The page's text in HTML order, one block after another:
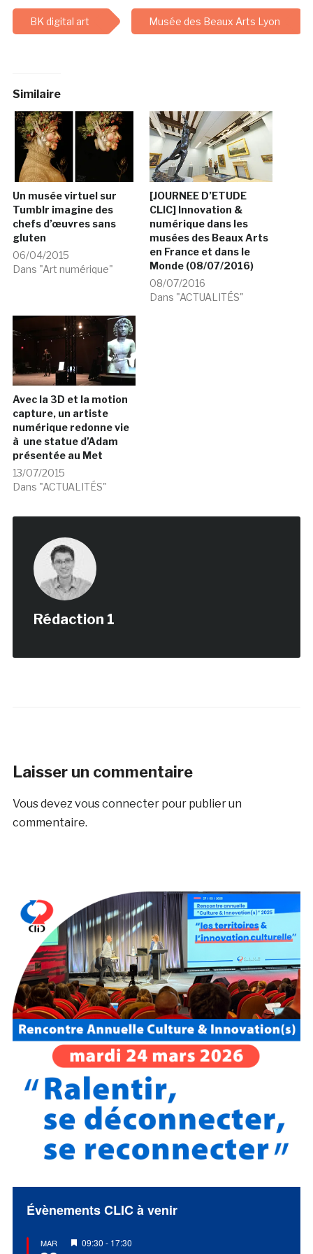
BK digital art Musée des Beaux Arts Lyon
Similaire
Un musée virtuel sur
Tumblr imagine des
chefs d’œuvres sans
gluten
06/04/2015
Dans "Art numérique"
[JOURNEE D’ETUDE
CLIC] Innovation &
numérique dans les
musées des Beaux Arts
en France et dans le
Monde (08/07/2016)
08/07/2016
Dans "ACTUALITÉS"
Avec la 3D et la motion
capture, un artiste
numérique redonne vie
à une statue d’Adam
présentée au Met
13/07/2015
Dans "ACTUALITÉS"
Rédaction 1
Laisser un commentaire
Vous devezvous connecterpour publier un
commentaire.
Évènements CLIC à venir
MAR
Mis
09:30 - 17:30